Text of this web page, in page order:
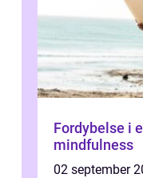
Fordybelse i
mindfulness
02 september